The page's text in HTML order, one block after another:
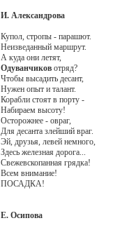
И. Александрова
Купол, стропы - парашют.
Неизведанный маршрут.
А куда они летят,
Одуванчиковотряд?
Чтобы высадить десант,
Нужен опыт и талант.
Корабли стоят в порту -
Набираем высоту!
Осторожнее - овраг,
Для десанта злейший враг.
Эй, друзья, левей немного,
Здесь железная дорога...
Свежевскопанная грядка!
Всем внимание!
ПОСАДКА!
Е. Осипова